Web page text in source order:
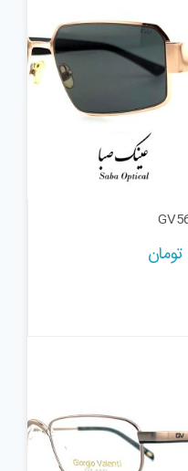
تومان